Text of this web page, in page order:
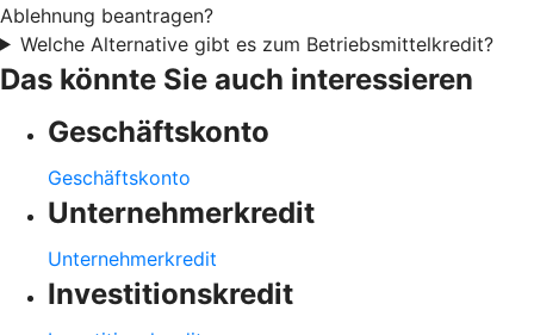
Ablehnung beantragen?
Welche Alternative gibt es zum Betriebsmittelkredit?
Das könnte Sie auch interessieren
Geschäftskonto
Geschäftskonto
Unternehmerkredit
Unternehmerkredit
Investitionskredit